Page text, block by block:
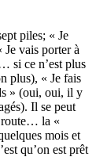
piles; « Je
vais porter à
si ce n’est plus
plus), « Je fais
» (oui, oui, il y
Il se peut
route… la «
mois et
qu’on est prêt